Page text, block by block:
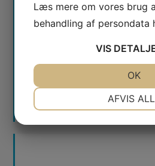
Jeg er ikke en robot
Læs mere om vores brug
behandling af persondata
VIS
AFVIS
OK